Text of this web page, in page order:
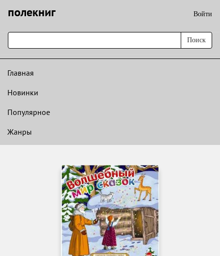
полекниг Войти
Поиск
Главная
Новинки
Популярное
Жанры